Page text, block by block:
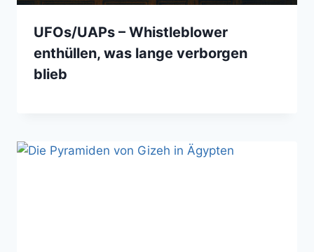
UFOs/UAPs – Whistleblower
enthüllen, was lange verborgen
blieb